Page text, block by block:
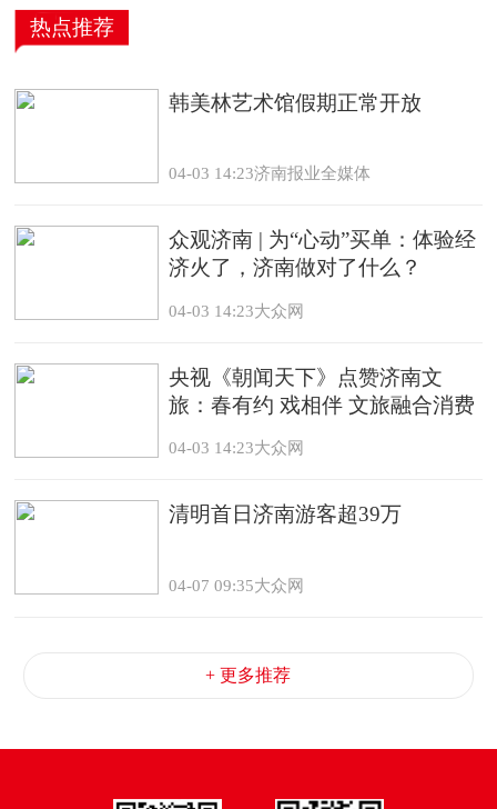
热点推荐
韩美林艺术馆假期正常开放
04-03 14:23济南报业全媒体
众观济南 | 为“心动”买单：体验经
济火了，济南做对了什么？
04-03 14:23大众网
央视《朝闻天下》点赞济南文
旅：春有约 戏相伴 文旅融合消费
04-03 14:23大众网
清明首日济南游客超39万
04-07 09:35大众网
+ 更多推荐